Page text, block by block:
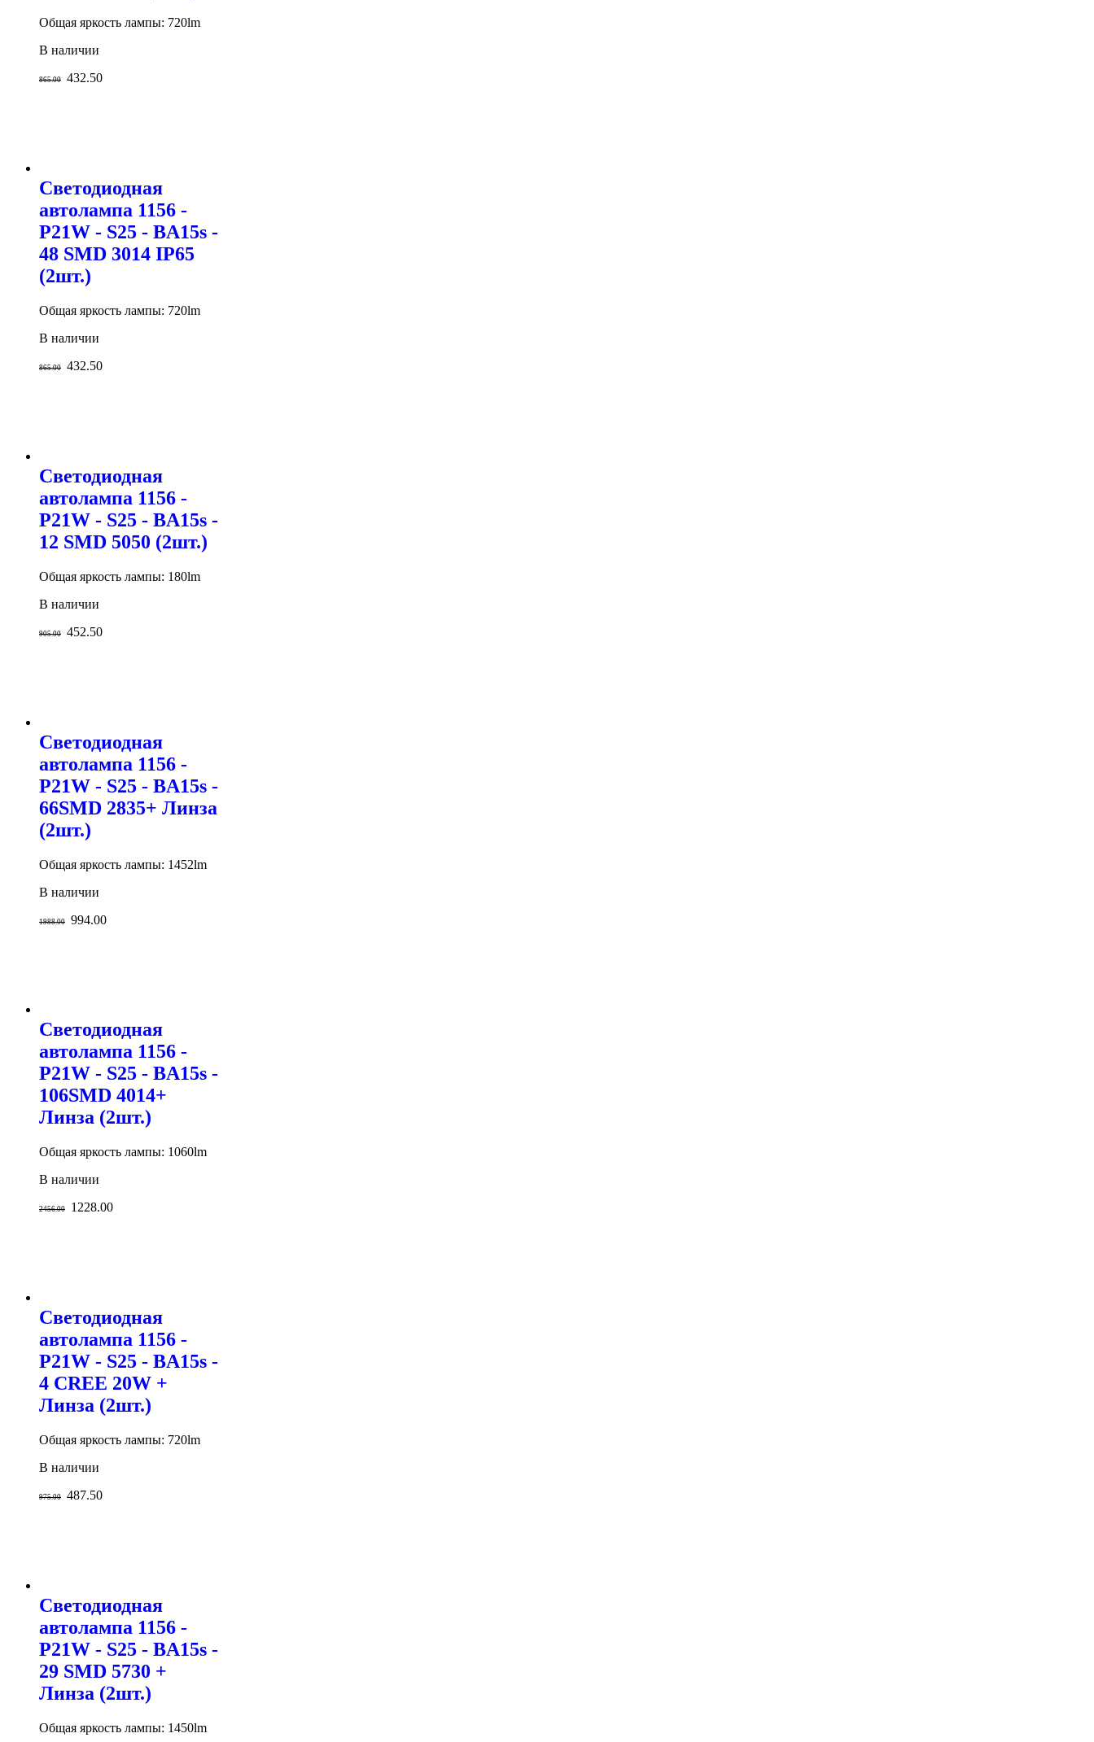
Общая яркость лампы: 720lm
В наличии
865.00 432.50
Светодиодная
автолампа 1156 -
P21W - S25 - BA15s -
48 SMD 3014 IP65
(2шт.)
Общая яркость лампы: 720lm
В наличии
865.00 432.50
Светодиодная
автолампа 1156 -
P21W - S25 - BA15s -
12 SMD 5050 (2шт.)
Общая яркость лампы: 180lm
В наличии
905.00 452.50
Светодиодная
автолампа 1156 -
P21W - S25 - BA15s -
66SMD 2835+ Линза
(2шт.)
Общая яркость лампы: 1452lm
В наличии
1988.00 994.00
Светодиодная
автолампа 1156 -
P21W - S25 - BA15s -
106SMD 4014+
Линза (2шт.)
Общая яркость лампы: 1060lm
В наличии
2456.00 1228.00
Светодиодная
автолампа 1156 -
P21W - S25 - BA15s -
4 CREE 20W +
Линза (2шт.)
Общая яркость лампы: 720lm
В наличии
975.00 487.50
Светодиодная
автолампа 1156 -
P21W - S25 - BA15s -
29 SMD 5730 +
Линза (2шт.)
Общая яркость лампы: 1450lm